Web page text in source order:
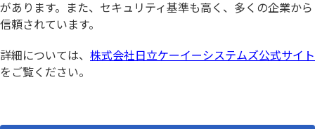
があります。また、セキュリティ基準も高く、多くの企業から
信頼されています。
詳細については、 株式会社日立ケーイーシステムズ公式サイト
をご覧ください。